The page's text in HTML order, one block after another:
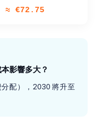
≈ €72.75
影響多大？
配），2030 將升至